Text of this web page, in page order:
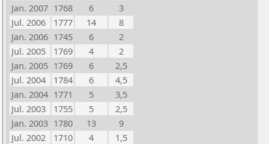
Jan. 2007 1768 6
3
Jul. 2006
1777 14
8
Jan. 2006 1745 6
2
Jul. 2005
1769 4
2
Jan. 2005 1769 6
2,5
Jul. 2004
1784 6
4,5
Jan. 2004 1771 5
3,5
Jul. 2003
1755 5
2,5
Jan. 2003 1780 13
9
Jul. 2002
1710 4
1,5